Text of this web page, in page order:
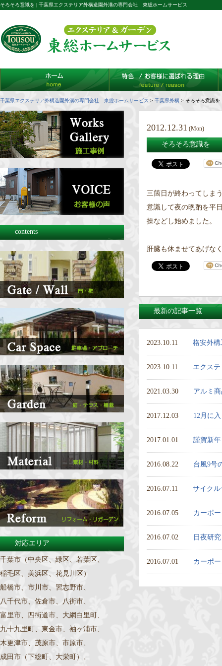
そろそろ意識を | 千葉県エクステリア外構造園外溝の専門会社 東総ホームサービス
千葉県エクステリア外構造園外溝の専門会社 東総ホームサービス > 千葉県外構 > そろそろ意識を
2012.12.31 (Mon)
そろそろ意識を
三箇日が終わってしま
意識して夜の晩酌を平
操などし始めました。
肝臓も休ませてあげな
最新の記事一覧
2023.10.11 格安外
2023.10.11 エクス
2021.03.30 アルミ
2017.12.03 12月に
2017.01.01 謹賀新年
2016.08.22 台風9号
2016.07.11 サイク
2016.07.05 カーポ
2016.07.02 日夜研
2016.07.01 カーポ
contents
対応エリア
千葉市（中央区、緑区、若葉区、
稲毛区、美浜区、花見川区）
船橋市、市川市、習志野市、
八千代市、佐倉市、八街市、
富里市、四街道市、大網白里町、
九十九里町、東金市、袖ヶ浦市、
木更津市、茂原市、市原市、
成田市（下総町、大栄町）、